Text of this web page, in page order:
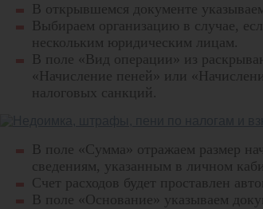
В открывшемся документе
Выбираем организацию в случае,
нескольким юридическим лицам.
В поле «Вид операции» из
«Начисление пеней» или
налоговых санкций.
В поле «Сумма» отражаем размер
сведениям, указанным в личном
Счет расходов будет проставлен
В поле «Основание» указываем